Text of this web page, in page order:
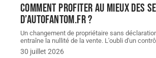
Comment profiter au mieux des
d’autofantom.fr ?
Un changement de propriétaire sans
entraîne la nullité de la vente. L'oubli d'un
30 juillet 2026